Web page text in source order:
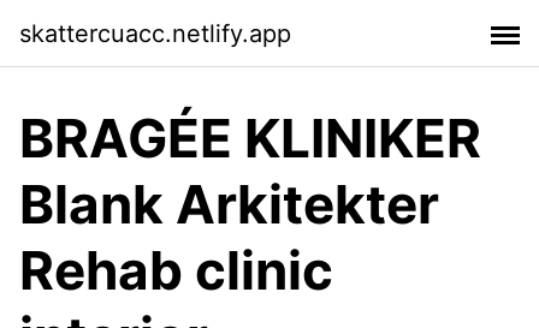
skattercuacc.netlify.app
BRAGÉE KLINIKER
Blank Arkitekter
Rehab clinic